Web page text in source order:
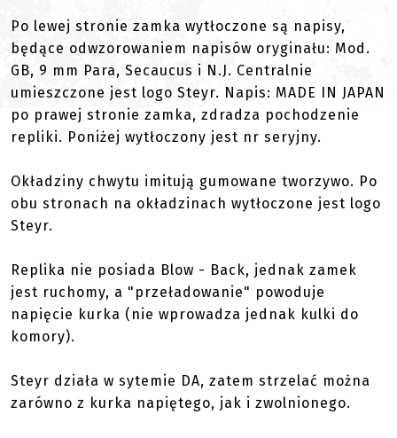
Po lewej stronie zamka wytłoczone są napisy,
będące odwzorowaniem napisów oryginału: Mod.
GB, 9 mm Para, Secaucus i N.J. Centralnie
umieszczone jest logo Steyr. Napis: MADE IN JAPAN
po prawej stronie zamka, zdradza pochodzenie
repliki. Poniżej wytłoczony jest nr seryjny.
Okładziny chwytu imitują gumowane tworzywo. Po
obu stronach na okładzinach wytłoczone jest logo
Steyr.
Replika nie posiada Blow - Back, jednak zamek
jest ruchomy, a "przeładowanie" powoduje
napięcie kurka (nie wprowadza jednak kulki do
komory).
Steyr działa w sytemie DA, zatem strzelać można
zarówno z kurka napiętego, jak i zwolnionego.